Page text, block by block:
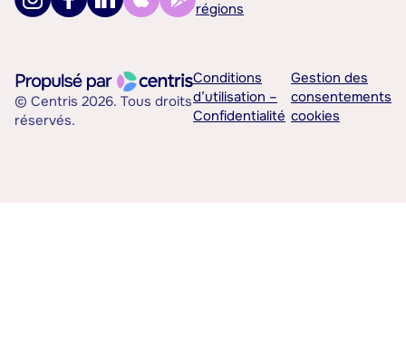
régions
© Centris 2026. Tous droits
réservés.
Conditions
d’utilisation –
Confidentialité
Gestion des
consentements
cookies